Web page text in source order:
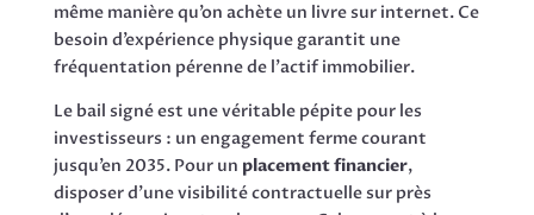
même manière qu’on achète un livre sur internet. Ce
besoin d’expérience physique garantit une
fréquentation pérenne de l’actif immobilier.
Le bail signé est une véritable pépite pour les
investisseurs : un engagement ferme courant
jusqu’en 2035. Pour un placement financier,
disposer d’une visibilité contractuelle sur près